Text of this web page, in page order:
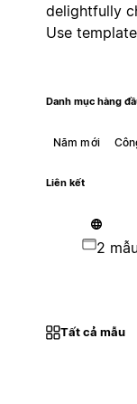
delightfully
Use
Danh mục hàng
Năm mới
Liên kết
2 mẫu
Tất cả mẫu